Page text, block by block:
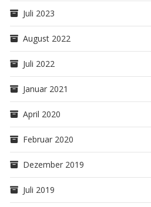
Juli 2023
August 2022
Juli 2022
Januar 2021
April 2020
Februar 2020
Dezember 2019
Juli 2019